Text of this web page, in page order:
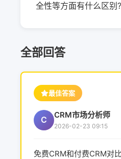
全性等方面有什么区别
全部回答
最佳答案
C CRM市场分析师
2026-02-23 09:15
免费CRM和付费CRM对